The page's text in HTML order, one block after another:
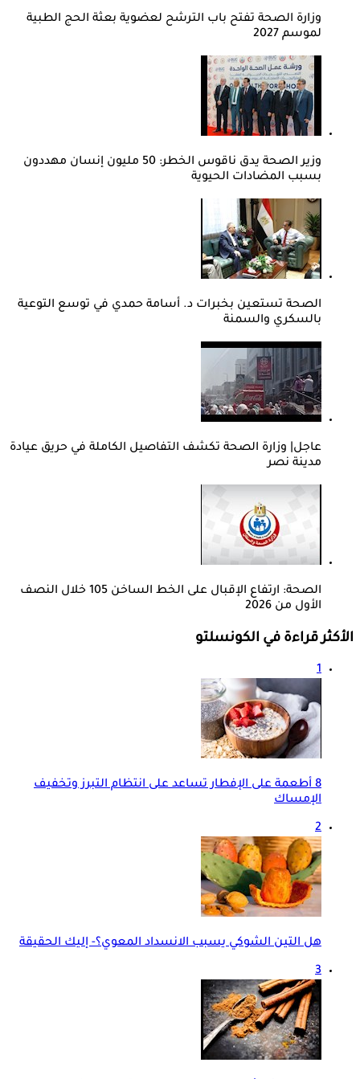
وزارة الصحة تفتح باب الترشح لعضوية بعثة الحج الطبية
لموسم 2027
وزير الصحة يدق ناقوس الخطر: 50 مليون إنسان مهددون
بسبب المضادات الحيوية
الصحة تستعين بخبرات د. أسامة حمدي في توسع التوعية
بالسكري والسمنة
عاجل| وزارة الصحة تكشف التفاصيل الكاملة في حريق عيادة
مدينة نصر
الصحة: ارتفاع الإقبال على الخط الساخن 105 خلال النصف
الأول من 2026
الأكثر قراءة في الكونسلتو
1
8 أطعمة على الإفطار تساعد على انتظام التبرز وتخفيف
الإمساك
2
هل التين الشوكي يسبب الانسداد المعوي؟- إليك الحقيقة
3